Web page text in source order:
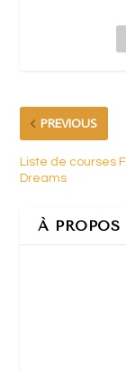
PREVIOUS
Liste de courses
Dreams
À PROPOS